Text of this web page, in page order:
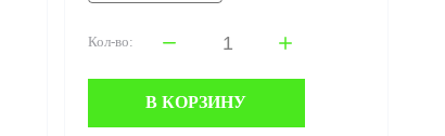
Кол-во:
В КОРЗИНУ